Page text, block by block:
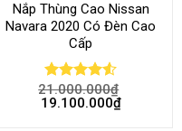
Nắp Thùng Cao Nissan
Navara 2020 Có Đèn Cao
Cấp
Rated4.52
out of 5
21.000.000₫
19.100.000₫